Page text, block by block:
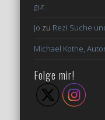
gut
Jo zu Rezi Suche
Michael Kothe,
Folge mir!